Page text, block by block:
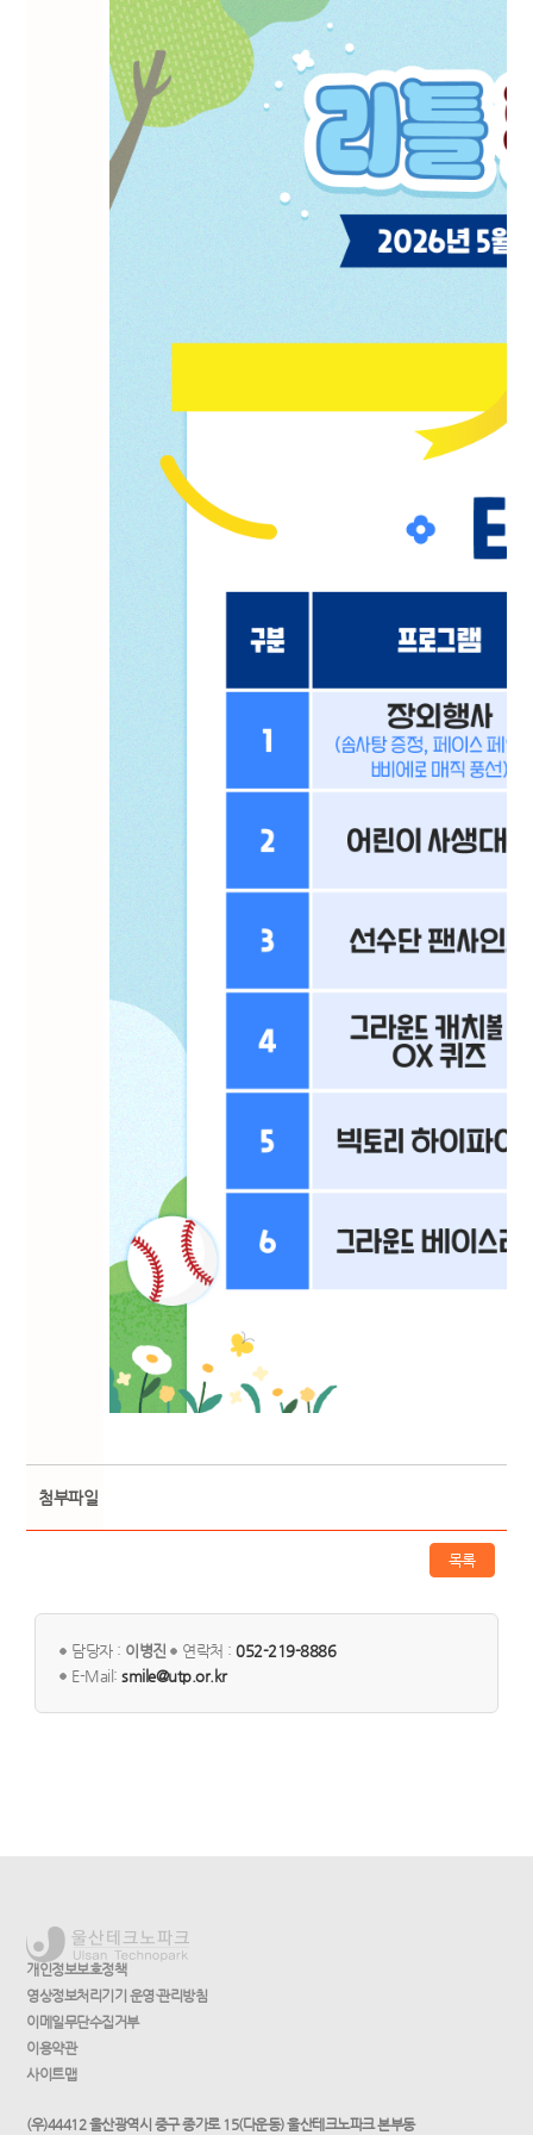
첨부파일
목록
담당자 : 이병진 연락처 :052-219-8886
E-Mail:smile@utp.or.kr
개인정보보호정책
영상정보처리기기 운영·관리방침
이메일무단수집거부
이용약관
사이트맵
(우)44412 울산광역시 중구 종가로 15(다운동) 울산테크노파크 본부동